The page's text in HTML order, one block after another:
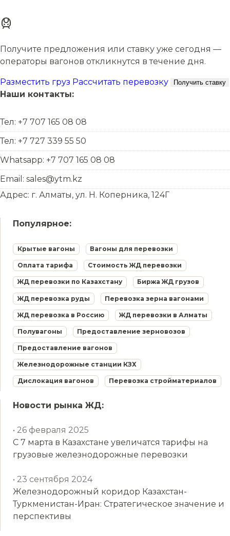
Получите предложения или ставку уже сегодня —
операторы вагонов откликнутся в течение дня.
Разместить груз Рассчитать перевозку Получить ставку
Наши контакты:
Тел: +7 707 165 08 08
Тел: +7 727 339 55 50
Whatsapp: +7 707 165 08 08
Email: sales@ytm.kz
Адрес: г. Алматы, ул. Н. Коперника, 124Г
Популярное:
Крытые вагоны Вагоны для перевозки
Оплата тарифа Стоимость ЖД перевозки
ЖД перевозки по Казахстану Биржа ЖД грузов
ЖД перевозка руды Перевозка зерна вагонами
ЖД перевозка в Россию ЖД перевозки в Алматы
Полувагоны Предоставление зерновозов
Предоставление вагонов
Железнодорожные станции КЗХ
Дислокация вагонов Перевозка стройматериалов
Новости рынка ЖД:
• 26 февраля 2025
С 7 марта в Казахстане увеличатся тарифы на
грузовые железнодорожные перевозки
• 23 сентября 2024
Железнодорожный коридор Казахстан-
Туркменистан-Иран: Стратегическое значение и
перспективы